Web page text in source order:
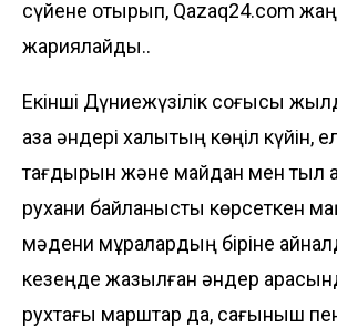
сүйене отырып, Qazaq24.com
жариялайды..
Екінші Дүниежүзілік соғысы
қазақ әндері халықтың көңіл күйін,
тағдырын және майдан мен тыл
рухани байланысты көрсеткен
мәдени мұралардың біріне
кезеңде жазылған әндер
рухтағы марштар да, сағыныш